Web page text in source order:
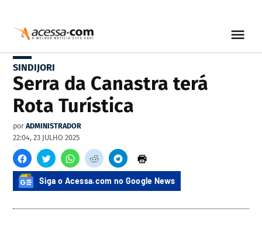
SINDIJORI
Serra da Canastra terá
Rota Turística
por ADMINISTRADOR
22:04, 23 JULHO 2025
Siga o Acessa.com no Google News